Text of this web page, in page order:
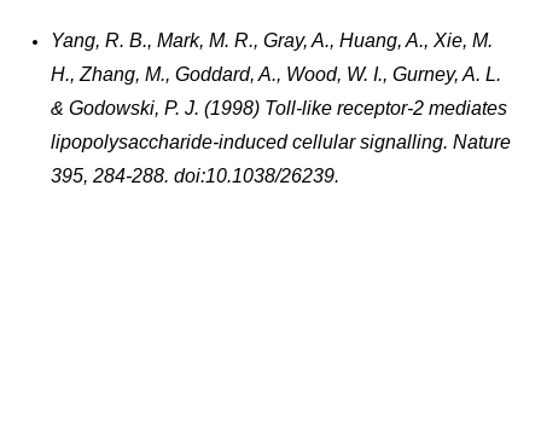
Yang, R. B., Mark, M. R., Gray, A., Huang, A., Xie, M.
H., Zhang, M., Goddard, A., Wood, W. I., Gurney, A. L.
& Godowski, P. J. (1998) Toll-like receptor-2 mediates
lipopolysaccharide-induced cellular signalling. Nature
395, 284-288. doi:10.1038/26239.